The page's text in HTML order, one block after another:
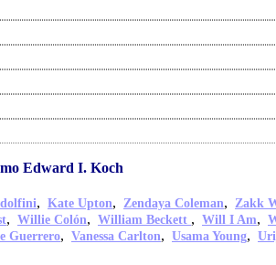
Edward I. Koch
, Kate Upton, Zendaya Coleman, Zakk
, Willie Colón, William Beckett , Will I Am,
Guerrero, Vanessa Carlton, Usama Young,